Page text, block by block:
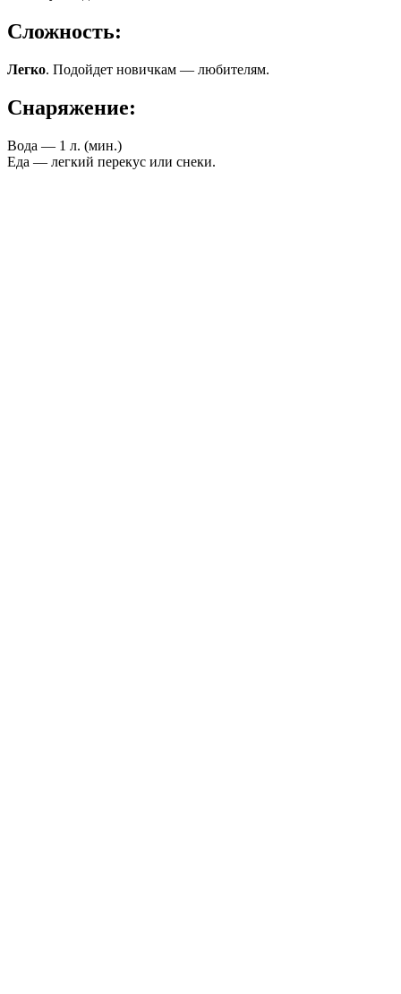
Сложность:
Легко. Подойдет новичкам — любителям.
Снаряжение:
Вода — 1 л. (мин.)
Еда — легкий перекус или снеки.